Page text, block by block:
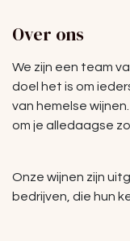
Over ons
We zijn een team
doel het is om
van hemelse
om je alledaagse
Onze wijnen zijn
bedrijven, die hun